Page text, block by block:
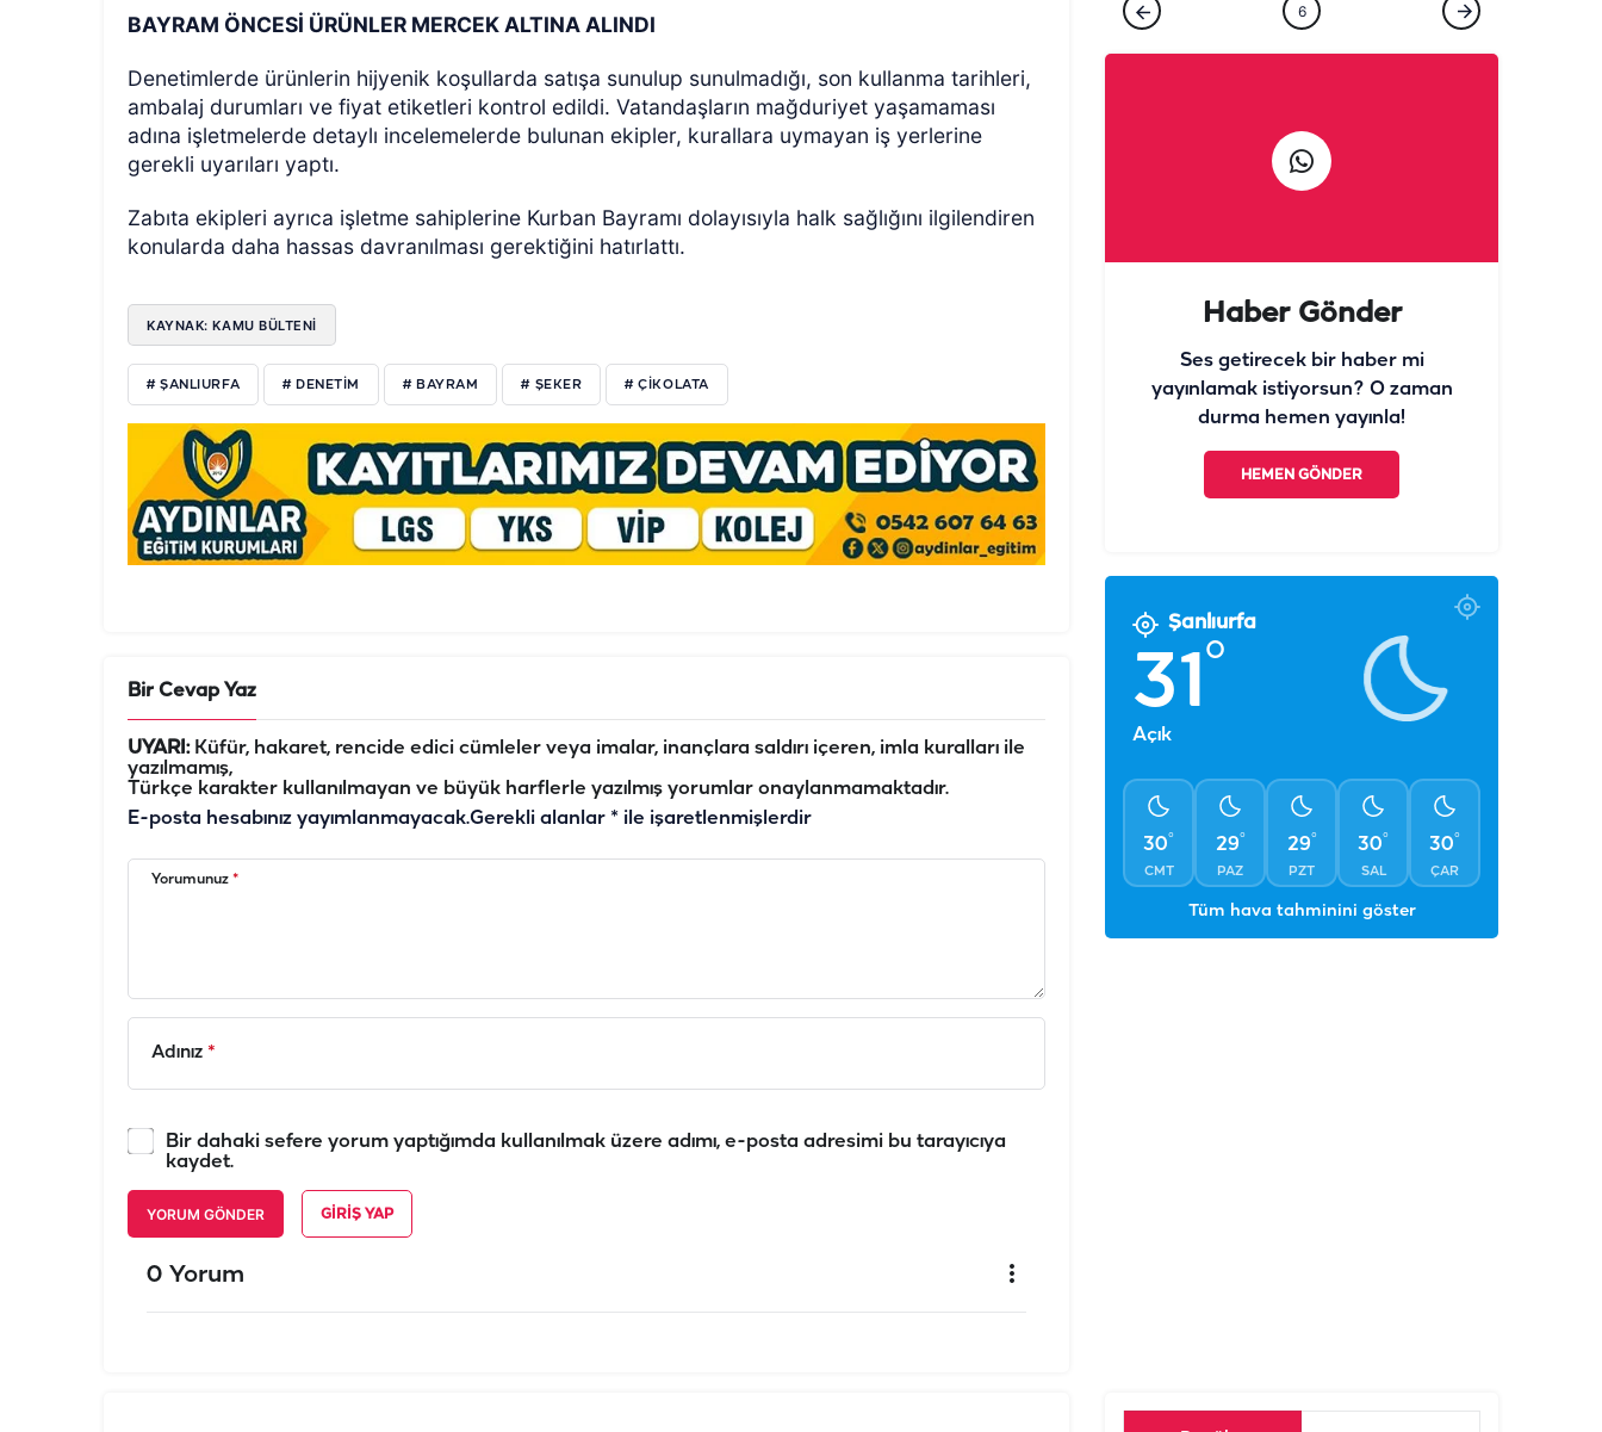
BAYRAM ÖNCESİ ÜRÜNLER MERCEK ALTINA ALINDI
Denetimlerde ürünlerin hijyenik koşullarda satışa sunulup sunulmadığı, son kullanma tarihleri,
ambalaj durumları ve fiyat etiketleri kontrol edildi. Vatandaşların mağduriyet yaşamaması
adına işletmelerde detaylı incelemelerde bulunan ekipler, kurallara uymayan iş yerlerine
gerekli uyarıları yaptı.
Zabıta ekipleri ayrıca işletme sahiplerine Kurban Bayramı dolayısıyla halk sağlığını ilgilendiren
konularda daha hassas davranılması gerektiğini hatırlattı.
KAYNAK: KAMU BÜLTENİ
# ŞANLIURFA # DENETİM # BAYRAM # ŞEKER # ÇİKOLATA
Bir Cevap Yaz
UYARI:Küfür, hakaret, rencide edici cümleler veya imalar, inançlara saldırı içeren, imla kuralları ile
yazılmamış,
Türkçe karakter kullanılmayan ve büyük harflerle yazılmış yorumlar onaylanmamaktadır.
E-posta hesabınız yayımlanmayacak.Gerekli alanlar * ile işaretlenmişlerdir
Yorumunuz *
Adınız *
Bir dahaki sefere yorum yaptığımda kullanılmak üzere adımı, e-posta adresimi bu tarayıcıya
kaydet.
YORUM GÖNDER GIRIŞ YAP
0 Yorum
6
Haber Gönder
Ses getirecek bir haber mi
yayınlamak istiyorsun? O zaman
durma hemen yayınla!
HEMEN GÖNDER
Şanlıurfa
31°
Açık
30°
CMT
29°
PAZ
29°
PZT
30°
SAL
30°
ÇAR
Tüm hava tahminini göster